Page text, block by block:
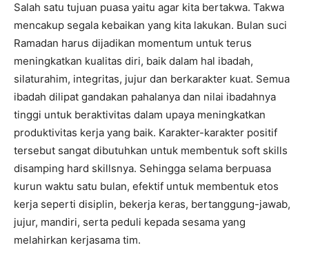
Salah satu tujuan puasa yaitu agar kita bertakwa. Takwa
mencakup segala kebaikan yang kita lakukan. Bulan suci
Ramadan harus dijadikan momentum untuk terus
meningkatkan kualitas diri, baik dalam hal ibadah,
silaturahim, integritas, jujur dan berkarakter kuat. Semua
ibadah dilipat gandakan pahalanya dan nilai ibadahnya
tinggi untuk beraktivitas dalam upaya meningkatkan
produktivitas kerja yang baik. Karakter-karakter positif
tersebut sangat dibutuhkan untuk membentuk soft skills
disamping hard skillsnya. Sehingga selama berpuasa
kurun waktu satu bulan, efektif untuk membentuk etos
kerja seperti disiplin, bekerja keras, bertanggung-jawab,
jujur, mandiri, serta peduli kepada sesama yang
melahirkan kerjasama tim.